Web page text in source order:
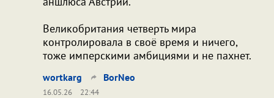
Великобритания четверть мира
контролировала в своё время и ничего,
тоже имперскими амбициями и не пахнет.
wortkarg BorNeo
16.05.26
22:44